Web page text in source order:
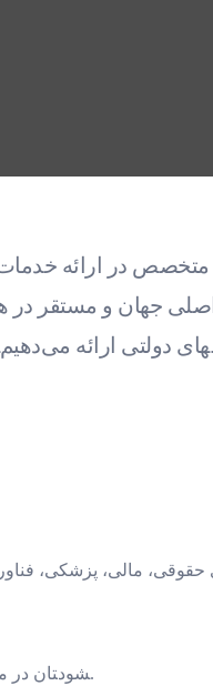
در ارائه خدمات
مشتریان ساکن هند و سراسر جهان شامل اشخاص، شرکت‎های کوچک و بزرگ و آژانس‎های دولتی ارائه می‌دهیم.
ز محدودیت‎های زمانی در پروژه‎تان آگاهیم و این اطمینان را می‎دهیم که اسناد ترجمه شده‎تان در موعد مقرر یا قبل از آن به شما تحویل داده می‎شود.